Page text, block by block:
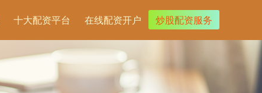
十大配资平台 在线配资开户 炒股配资服务